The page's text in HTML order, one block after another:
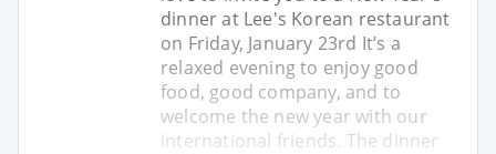
dinner at Lee's Korean restaurant
on Friday, January 23rd It’s a
relaxed evening to enjoy good
food, good company, and to
welcome the new year with our
international friends. The dinner